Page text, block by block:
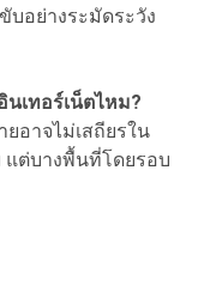
อย่างระมัดระวัง
เทอร์เน็ตไหม?
อาจไม่เสถียรใน
แต่บางพื้นที่โดยรอบ